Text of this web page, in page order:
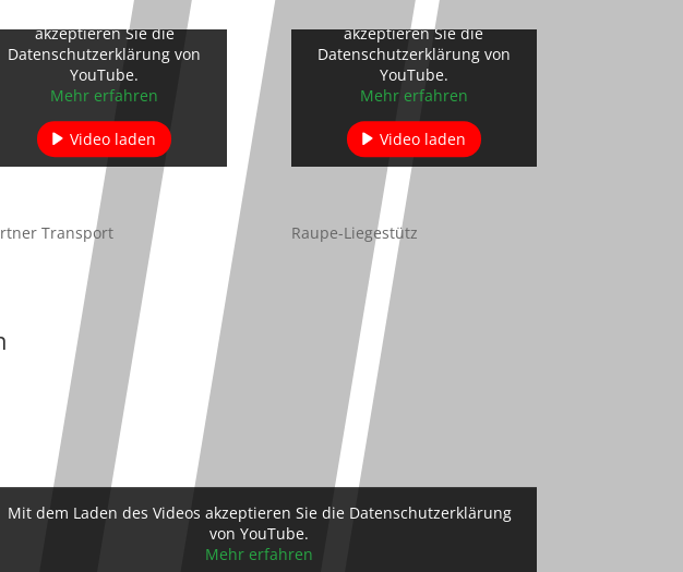
Mit dem Laden des Videos
akzeptieren Sie die
Datenschutzerklärung von
YouTube.
Mehr erfahren
Video laden
YouTube immer entsperren
Transport
Mit dem Laden des Videos
akzeptieren Sie die
Datenschutzerklärung von
YouTube.
Mehr erfahren
Video laden
YouTube immer entsperren
Raupe-Liegestütz
Mit dem Laden des Videos akzeptieren Sie die Datenschutzerklärung
von YouTube.
Mehr erfahren